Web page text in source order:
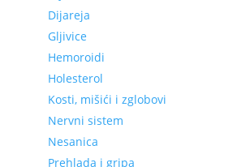
Dijareja
Gljivice
Hemoroidi
Holesterol
Kosti, mišići i zglobovi
Nervni sistem
Nesanica
Prehlada i gripa